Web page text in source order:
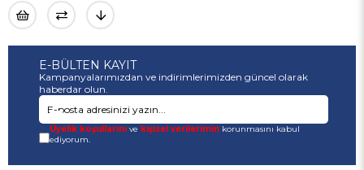
E-BÜLTEN KAYIT
Kampanyalarımızdan ve indirimlerimizden güncel olarak
haberdar olun.
Üyelik koşullarınıve kişisel verileriminkorunmasını kabul
ediyorum.